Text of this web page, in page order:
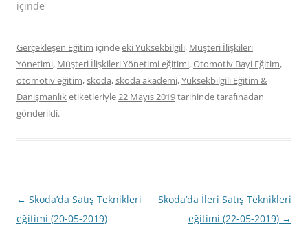
içinde
Gerçekleşen Eğitim içindeeki Yüksekbilgili, Müşteri İlişkileri
Yönetimi, Müşteri İlişkileri Yönetimi eğitimi,Otomotiv Bayi Eğitim,
otomotiv eğitim,skoda,skoda akademi,Yüksekbilgili Eğitim &
Danışmanlıketiketleriyle22 Mayıs 2019tarihindetarafınadan
gönderildi.
Yazı
dolaşımı
← Skoda’da Satış Teknikleri
eğitimi (20-05-2019)
Skoda’da İleri Satış Teknikleri
eğitimi (22-05-2019) →